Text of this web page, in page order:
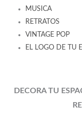
MUSICA
RETRATOS
VINTAGE POP
EL LOGO DE TU
DECORA TU